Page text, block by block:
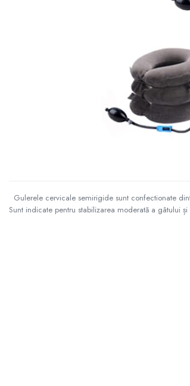
Gulerele cervicale semirigide sunt confectionate
Sunt indicate pentru stabilizarea moderată a gâtului